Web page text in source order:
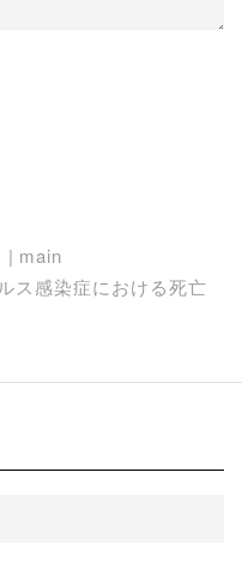
main
ス感染症における死亡